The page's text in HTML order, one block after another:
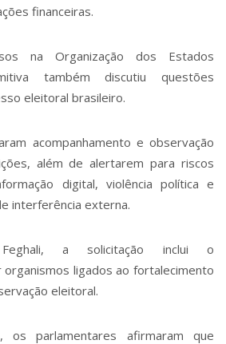
financeiras.
na Organização dos Estados
também discutiu questões
eleitoral brasileiro.
acompanhamento e observação
além de alertarem para riscos
digital, violência política e
interferência externa.
Feghali, a solicitação inclui o
organismos ligados ao fortalecimento
eleitoral.
os parlamentares afirmaram que